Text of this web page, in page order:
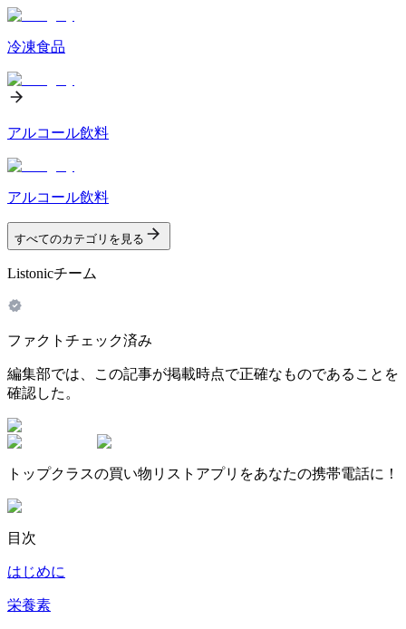
冷凍食品
アルコール飲料
アルコール飲料
すべてのカテゴリを見る
Listonicチーム
ファクトチェック済み
編集部では、この記事が掲載時点で正確なものであることを
確認した。
トップクラスの買い物リストアプリをあなたの携帯電話に！
目次
はじめに
栄養素